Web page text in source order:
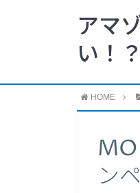
アマ
い！？
HOME
ン